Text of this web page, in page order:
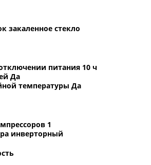
закаленное стекло
питания 10 ч
Да
температуры Да
1
инверторный